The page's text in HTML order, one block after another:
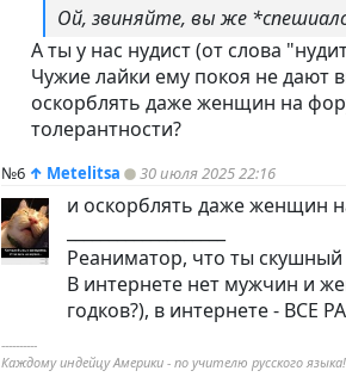
Ой, звиняйте, вы же
А ты у нас нудист (от слова
Чужие лайки ему покоя не дают
оскорблять даже женщин на
толерантности?
№6 ↑ Metelitsa 30 июля 2025 22:16
и оскорблять даже женщин
Реаниматор, что ты скушный
В интернете нет мужчин и
годков?), в интернете - ВСЕ
----------
Каждому индейцу Америки - по учителю русского языка!